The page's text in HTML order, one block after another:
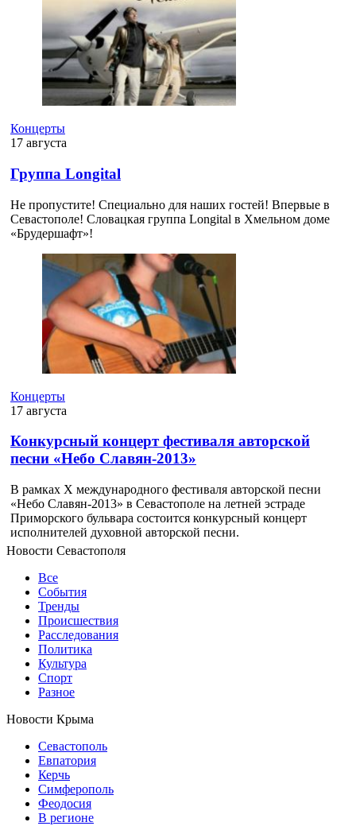
Концерты
17 августа
Группа Longital
Не пропустите! Специально для наших гостей! Впервые в
Севастополе! Словацкая группа Longital в Хмельном доме
«Брудершафт»!
Концерты
17 августа
Конкурсный концерт фестиваля авторской
песни «Небо Славян-2013»
В рамках X международного фестиваля авторской песни
«Небо Славян-2013» в Севастополе на летней эстраде
Приморского бульвара состоится конкурсный концерт
исполнителей духовной авторской песни.
Новости Севастополя
Все
События
Тренды
Происшествия
Расследования
Политика
Культура
Спорт
Разное
Новости Крыма
Севастополь
Евпатория
Керчь
Симферополь
Феодосия
В регионе